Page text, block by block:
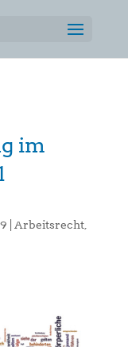
im
Arbeitsrecht,